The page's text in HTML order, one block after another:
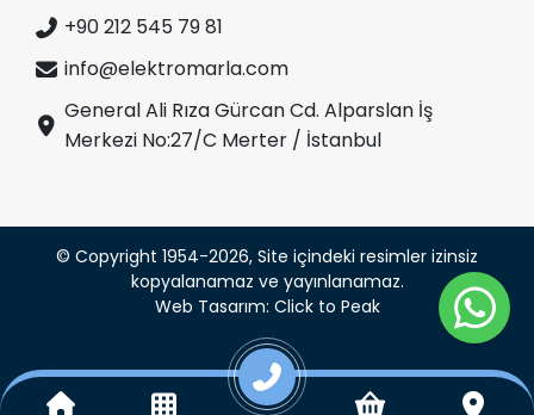
+90 212 545 79 81
info@elektromarla.com
General Ali Rıza Gürcan Cd. Alparslan İş
Merkezi No:27/C Merter / İstanbul
© Copyright 1954-2026, Site içindeki resimler izinsiz
kopyalanamaz ve yayınlanamaz.
Web Tasarım: Click to Peak